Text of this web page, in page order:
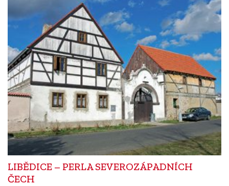
LIBĚDICE – PERLA SEVEROZÁPADNÍCH
ČECH